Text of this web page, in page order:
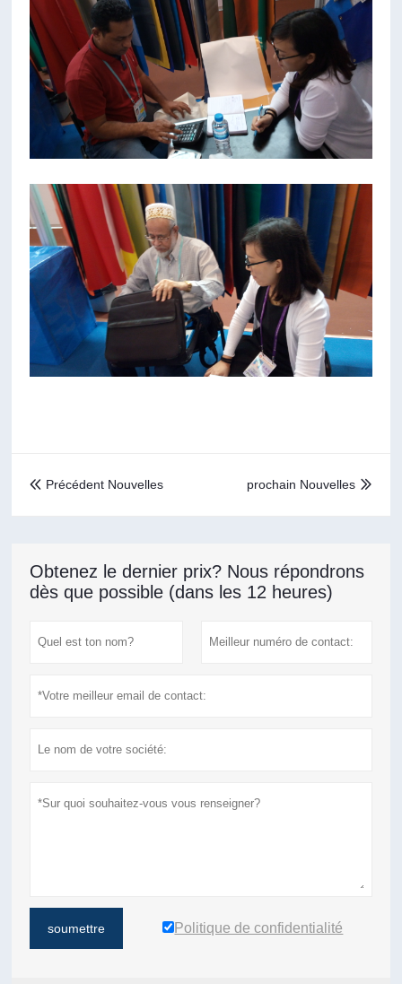
 Précédent Nouvelles 
prochain Nouvelles
Obtenez le dernier prix? Nous répondrons
dès que possible (dans les 12 heures)
soumettre Politique de confidentialité